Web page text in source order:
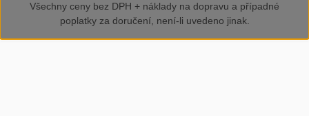
Všechny ceny bez DPH + náklady na dopravu a případné
poplatky za doručení, není-li uvedeno jinak.